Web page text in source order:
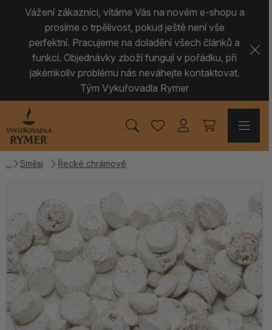
Vážení zákazníci, vítáme Vás na novém e-shopu a
prosíme o trpělivost, pokud ještě není vše
perfektní. Pracujeme na doladění všech článků a
funkcí. Objednávky zboží fungují v pořádku, při
jakémkoliv problému nás neváhejte kontaktovat.
Tým Vykuřovadla Rymer
Směsi Řecké chrámové